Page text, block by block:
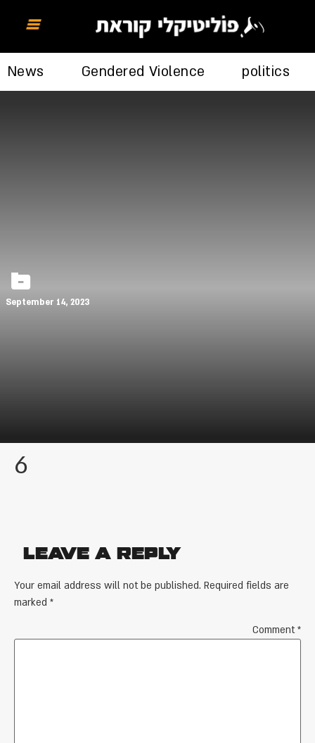
News Gendered Violence politics
6
September 14, 2023
6
Leave a Reply
Your email address will not be published. Required fields are
marked *
Comment*